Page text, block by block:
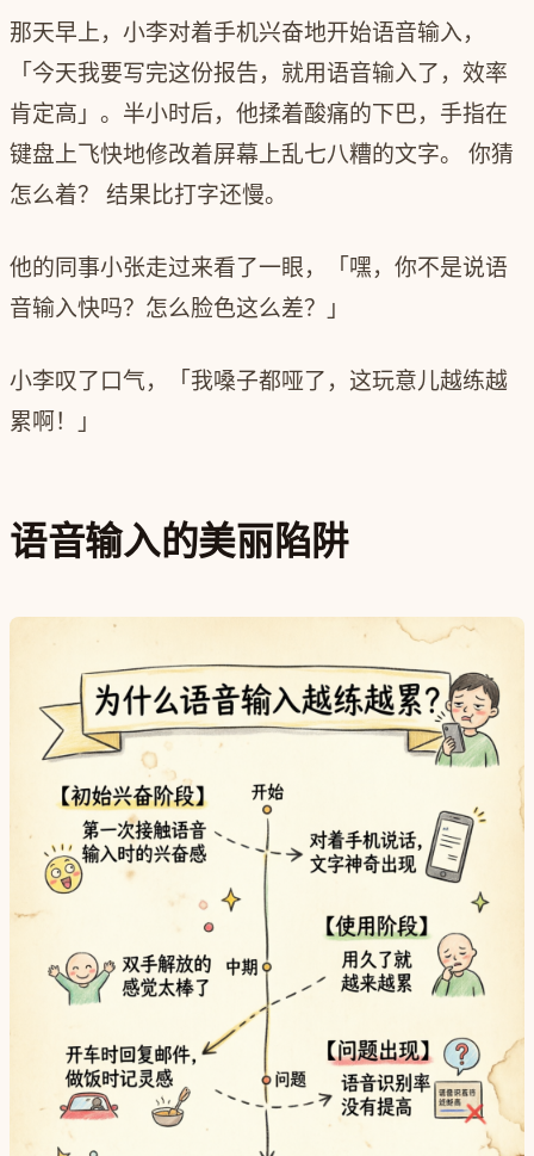
那天早上，小李对着手机兴奋地开始语音输入，
「今天我要写完这份报告，就用语音输入了，效率
肯定高」。半小时后，他揉着酸痛的下巴，手指在
键盘上飞快地修改着屏幕上乱七八糟的文字。 你猜
怎么着？ 结果比打字还慢。
他的同事小张走过来看了一眼，「嘿，你不是说语
音输入快吗？怎么脸色这么差？」
小李叹了口气，「我嗓子都哑了，这玩意儿越练越
累啊！」
语音输入的美丽陷阱